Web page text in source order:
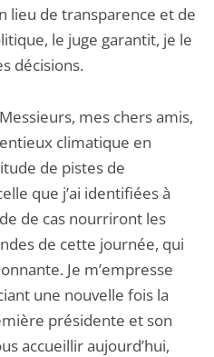
lieu de transparence et de
le juge garantit, je le
décisions.
mes chers amis,
climatique en
de pistes de
que j’ai identifiées à
de cas nourriront les
de cette journée, qui
Je m’empresse
une nouvelle fois la
présidente et son
accueillir aujourd’hui,